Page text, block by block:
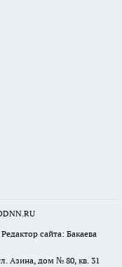
сайта: Бакаева
Азина, дом № 80, кв. 31